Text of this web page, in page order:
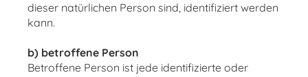
dieser natürlichen Person sind, identifiziert werden
kann.
b) betroffene Person
Betroffene Person ist jede identifizierte oder